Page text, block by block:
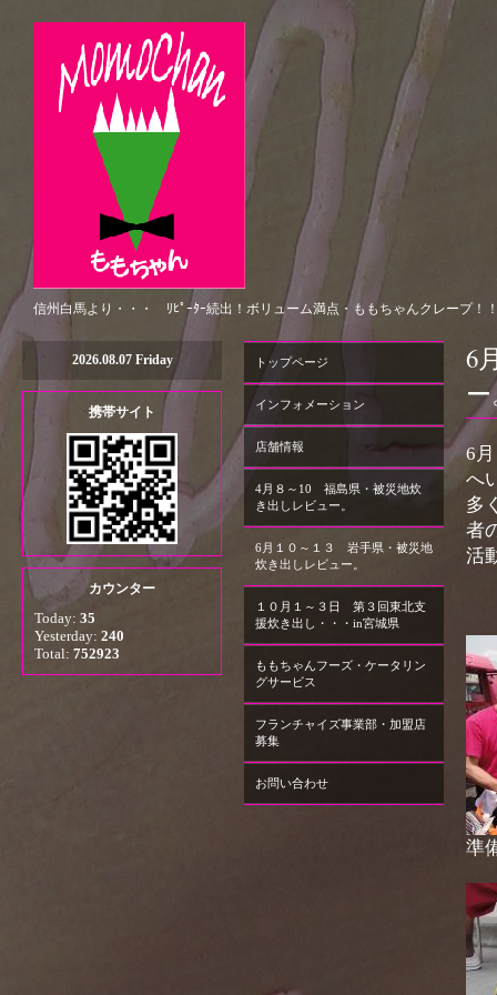
信州白馬より・・・ ﾘﾋﾟｰﾀｰ続出！ボリューム満点・ももちゃんクレープ！
6
6
へ
多
者
活
準
トップページ
インフォメーション
店舗情報
4月８～10 福島県・被災地炊
き出しレビュー。
6月１０～１３ 岩手県・被災地
炊き出しレビュー。
１０月１～３日 第３回東北支
援炊き出し・・・in宮城県
ももちゃんフーズ・ケータリン
グサービス
フランチャイズ事業部・加盟店
募集
お問い合わせ
2026.08.07 Friday
携帯サイト
カウンター
Today: 35
Yesterday: 240
Total: 752923